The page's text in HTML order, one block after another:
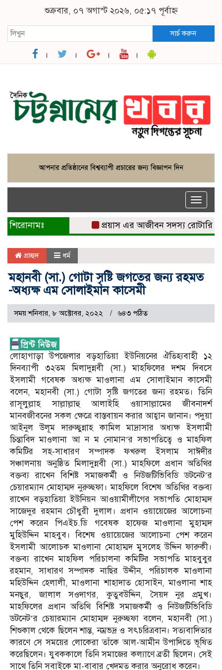
শুক্রবার, ০৭ অগাস্ট ২০২৬, ০৫:১৭ পূর্বাহ্ন
সার্চ করুন
Toggle
শিরোনামঃ প্রয়াস এর আজীবন সদস্য রোটারিয়ান
প্রচ্ছদ ধর্ম
মহানবী (সা.) গোটা সৃষ্টি জগতের জন্য রহমত
-অধ্যক্ষ এম সোলাইমান কাসেমী
সময় শনিবার, ৮ অক্টোবর, ২০২২ ৬৪৩ পঠিত
লোহাগাড়া উপজেলার বড়হাতিয়া ইউনিয়নের ঐতিহ্যবাহী ১২
দিনব্যাপী ৩২তম মিলাদুন্নবী (সা.) মাহফিলের দশম দিবসে
ইসলামী গবেষক অধ্যক্ষ মাওলানা এম সোলাইমান কাসেমী
বলেন, মহানবী (সা.) গোটা সৃষ্টি জগতের জন্য রহমত। তিনি
রাসূলুল্লাহ সাল্লাল্লাহু আলাইহি ওয়াসাল্লামের জীবনাদর্শ
মানবজীবনের সকল ক্ষেত্রে বাস্তবায়ন করার আহ্বান জানান। পদুয়া
আইনুল উলূম দারুচ্ছুন্নাহ কামিল মাদ্রাসার অধ্যক্ষ ইসলামী
চিন্তাবিদ মাওলানা আ ন ম নোমান’র সভাপতিত্বে ও মাহফিল
কমিটির সহ-সাধারণ সম্পাদক ফখরুল ইসলাম সাঈদীর
সঞ্চালনায় অনুষ্ঠিত মিলাদুন্নবী (সা.) মাহফিলে প্রধান অতিথির
বক্তব্য রাখেন বিশিষ্ট সমাজকর্মী ও নিউজটিভিবিডি ডটনেট’র
চেয়ারম্যান মোহাম্মদ নুরুচ্ছফা। মাহফিলে বিশেষ অতিথির বক্তব্য
রাখেন বড়হাতিয়া ইউনিয়ন আওয়ামীলীগের সভাপতি মোহাম্মদ
সাজেদুর রহমান চৌধুরী দুলাল। প্রধান ওয়ায়েজের আলোচনা
পেশ করেন পিএইচ.ডি গবেষক হাফেজ মাওলানা মুহাম্মদ
মুহিউদ্দিন মাহবুব। বিশেষ ওয়ায়েজের আলোচনা পেশ করেন
ইসলামী আলোচক মাওলানা মোহাম্মদ মুসলেহ উদ্দিন ফারুকী।
বক্তব্য রাখেন মাহফিল পরিচালনা কমিটির সভাপতি মাহবুবুর
রহমান, সাধারণ সম্পাদক নাছির উদ্দীন, পরিচালক মাওলানা
মহিউদ্দিন হেলালী, মাওলানা শাহাদাত হোসাইন, মাওলানা শাহ
মনছুর, জালাল সওদাগর, কুতুবউদ্দিন, সৈয়দ নুর প্রমুখ।
মাহফিলের প্রধান অতিথি বিশিষ্ট সমাজকর্মী ও নিউজটিভিবিডি
ডটনেট’র চেয়ারম্যান মোহাম্মদ নুরুচ্ছফা বলেন, মহানবী (সা.)
শিশুকাল থেকে ছিলেন শান্ত, নম্রভদ্র ও সৎচরিত্রবান। সত্যবাদিতার
কারণে সে সময়ের লোকেরা তাঁকে আল-আমীন উপাদিতে ভূষিত
করেছিলেন। যুবককালে তিনি সমাজের কল্যাণে ব্রতী ছিলেন। সেই
সাথে তিনি সবাইকে মা-বাবার খেদমত করার অনুরোধ করেন।